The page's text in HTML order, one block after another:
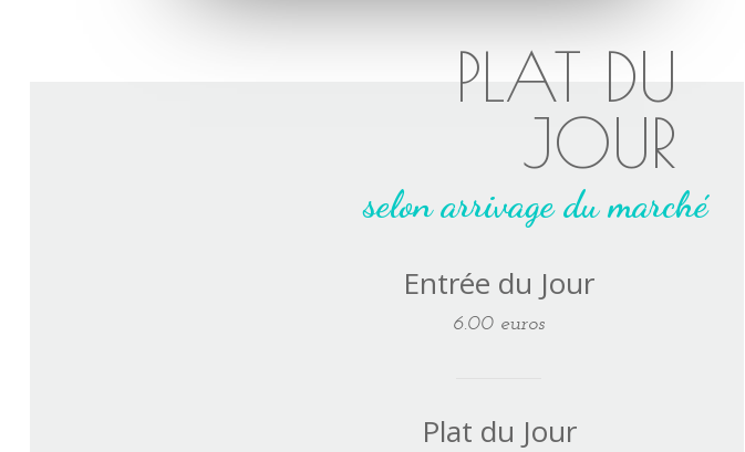
PLAT DU
JOUR
selon arrivage du marché
Entrée du Jour
6.00 euros
Plat du Jour